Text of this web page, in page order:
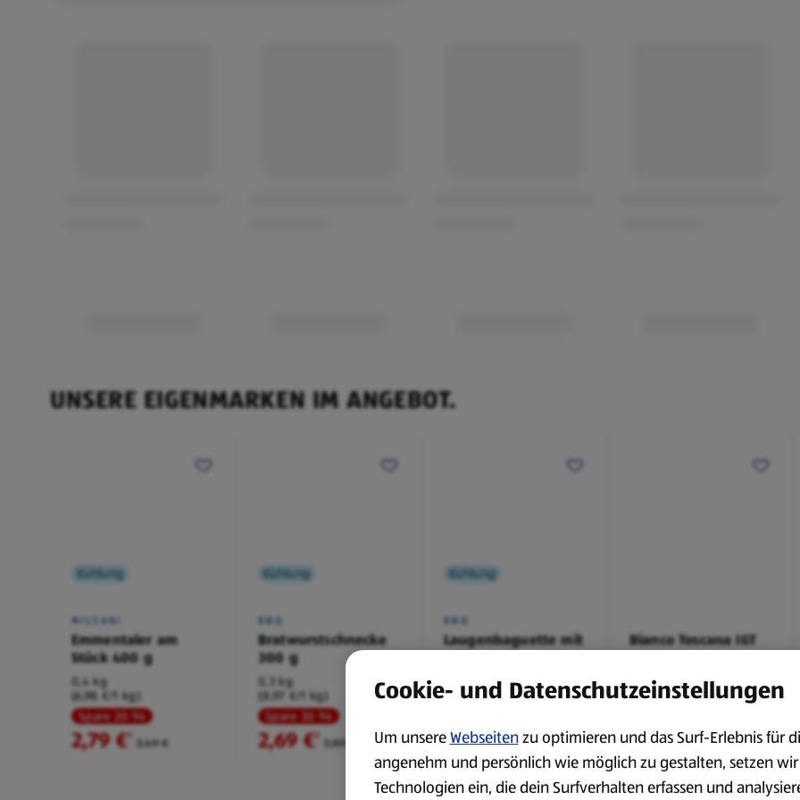
UNSERE EIGENMARKEN IM ANGEBOT.
Kühlung
MILSANI
Emmentaler am
Stück 400 g
0,4 kg
(6,98 €/1 kg)
Spare 20 %
2,79 €² 3,49 €
Kühlung
BBQ
Bratwurstschnecke
300 g
0,3 kg
(8,97 €/1 kg)
Spare 30 %
2,69 €² 3,89 €
Kühlung
BBQ
Laugenbaguette mit
0,18 kg
(4,51 €/1 kg)
0,79 €² 1,29 €
Bianco Toscana IGT
0,75 l
(3,72 €/1 l)
2,79 €² 3,49 €
Cookie- und Datenschutzeinstellungen
Um unsereWebseitenzu optimieren und das Surf-Erlebnis für
angenehm und persönlich wie möglich zu gestalten, setzen wir
Technologien ein, die dein Surfverhalten erfassen und